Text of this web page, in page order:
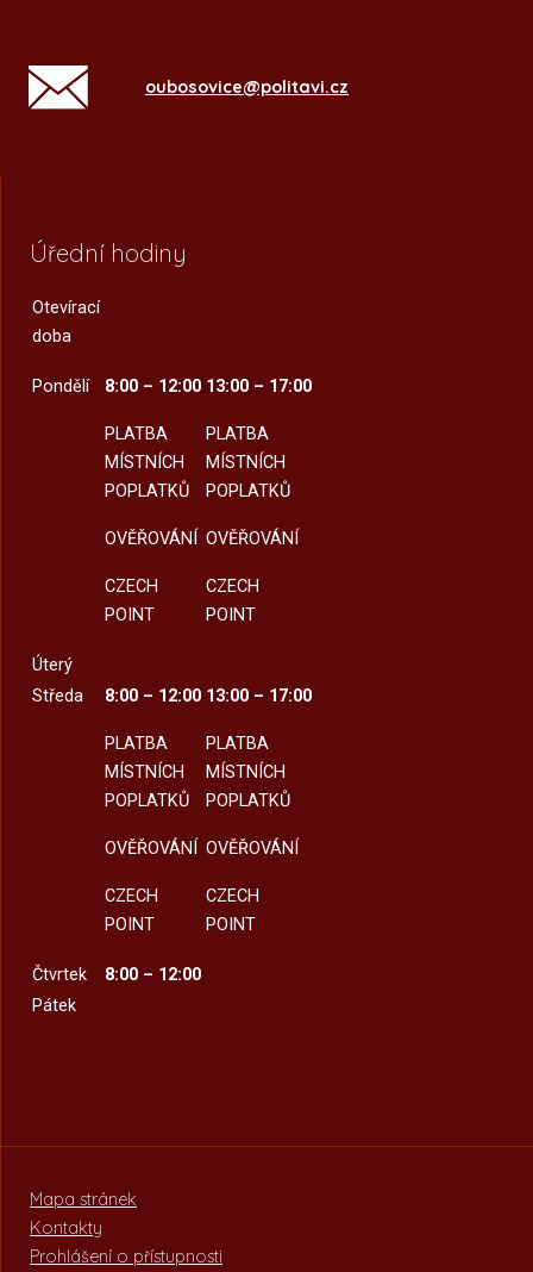
oubosovice@politavi.cz
Úřední hodiny
Otevírací
doba
Pondělí 8:00 – 12:00
PLATBA
MÍSTNÍCH
POPLATKŮ
OVĚŘOVÁNÍ
CZECH
POINT
13:00 – 17:00
PLATBA
MÍSTNÍCH
POPLATKŮ
OVĚŘOVÁNÍ
CZECH
POINT
Úterý
Středa
8:00 – 12:00
PLATBA
MÍSTNÍCH
POPLATKŮ
OVĚŘOVÁNÍ
CZECH
POINT
13:00 – 17:00
PLATBA
MÍSTNÍCH
POPLATKŮ
OVĚŘOVÁNÍ
CZECH
POINT
Čtvrtek
8:00 – 12:00
Pátek
Mapa stránek
Kontakty
Prohlášení o přístupnosti